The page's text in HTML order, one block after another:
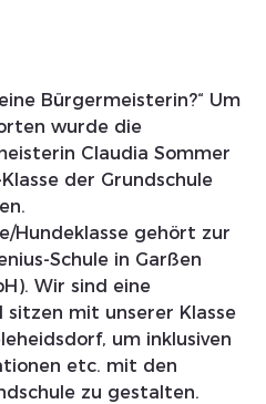
Bürgermeisterin?“ Um
wurde die
Claudia Sommer
der Grundschule
Hundeklasse gehört zur
Schule in Garßen
Wir sind eine
sitzen mit unserer Klasse
um inklusiven
etc. mit den
zu gestalten.